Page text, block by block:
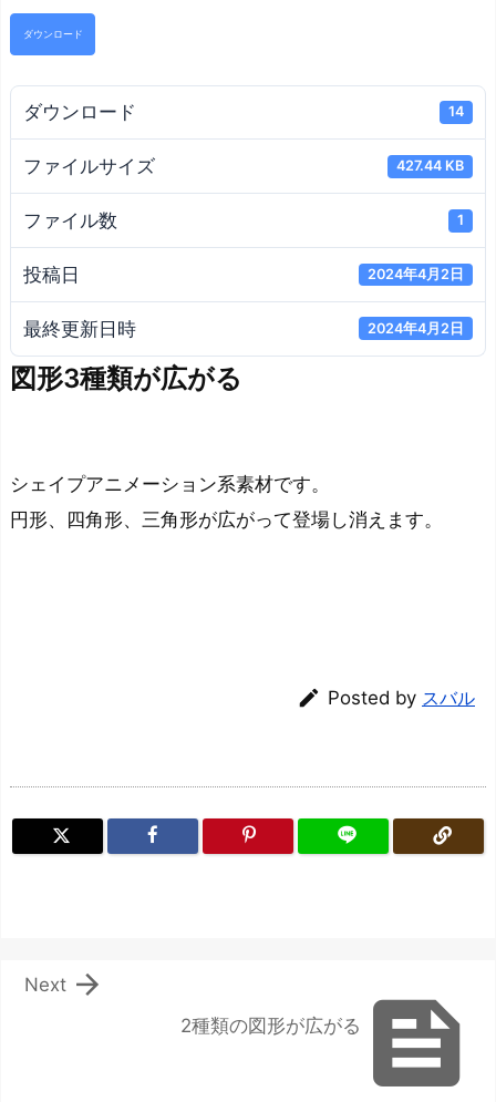
ダウンロード
ダウンロード 14
ファイルサイズ 427.44 KB
ファイル数 1
投稿日 2024年4月2日
最終更新日時 2024年4月2日
図形3種類が広がる
シェイプアニメーション系素材です。
円形、四角形、三角形が広がって登場し消えます。
 Posted by スバル

2種類の図形が広がる

Next